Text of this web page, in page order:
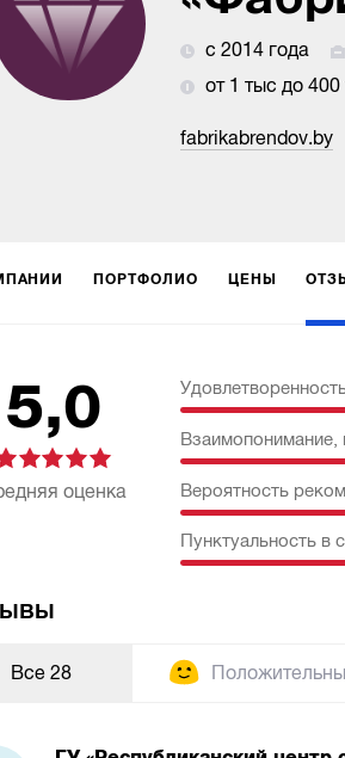
VR/AR
с 2014 года
от 1 тыс до
fabrikabrendov.by
ПОРТФОЛИО ЦЕНЫ
5,0
оценка
Взаимопонимание,
Вероятность
Пунктуальность в
Все 28